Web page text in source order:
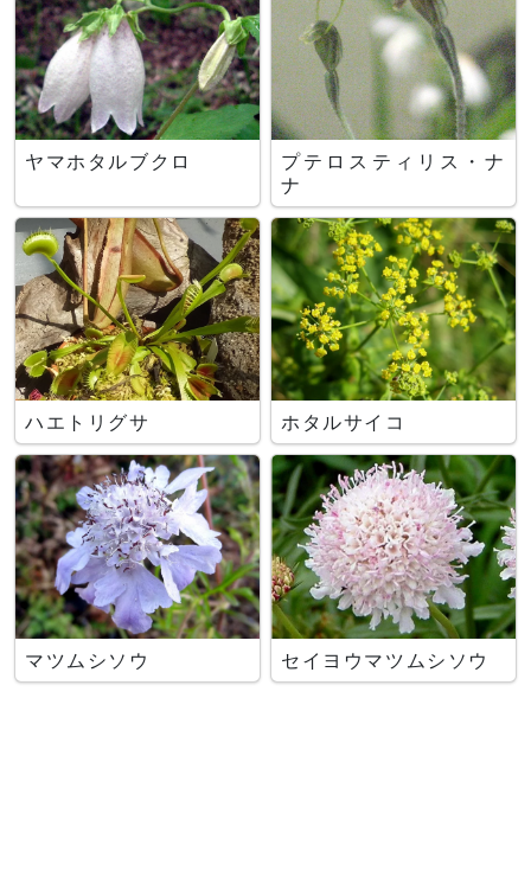
ヤマホタルブクロ
プテロスティリス・ナ
ナ
ハエトリグサ ホタルサイコ
マツムシソウ セイヨウマツムシソウ